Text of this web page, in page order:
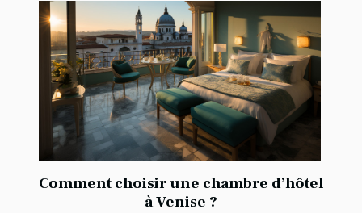
Comment choisir une chambre d’hôtel
à Venise ?